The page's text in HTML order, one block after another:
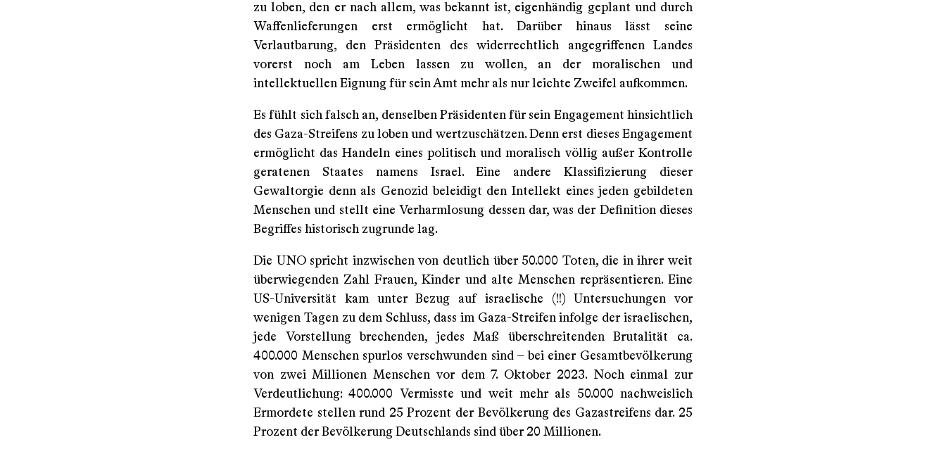
zu loben, den er nach allem, was bekannt ist, eigenhändig geplant und durch
Waffenlieferungen erst ermöglicht hat. Darüber hinaus lässt seine
Verlautbarung, den Präsidenten des widerrechtlich angegriffenen Landes
vorerst noch am Leben lassen zu wollen, an der moralischen und
intellektuellen Eignung für sein Amt mehr als nur leichte Zweifel aufkommen.
Es fühlt sich falsch an, denselben Präsidenten für sein Engagement hinsichtlich
des Gaza-Streifens zu loben und wertzuschätzen. Denn erst dieses Engagement
ermöglicht das Handeln eines politisch und moralisch völlig außer Kontrolle
geratenen Staates namens Israel. Eine andere Klassifizierung dieser
Gewaltorgie denn als Genozid beleidigt den Intellekt eines jeden gebildeten
Menschen und stellt eine Verharmlosung dessen dar, was der Definition dieses
Begriffes historisch zugrunde lag.
Die UNO spricht inzwischen von deutlich über 50.000 Toten, die in ihrer weit
überwiegenden Zahl Frauen, Kinder und alte Menschen repräsentieren. Eine
US-Universität kam unter Bezug auf israelische (!!) Untersuchungen vor
wenigen Tagen zu dem Schluss, dass im Gaza-Streifen infolge der israelischen,
jede Vorstellung brechenden, jedes Maß überschreitenden Brutalität ca.
400.000 Menschen spurlos verschwunden sind – bei einer Gesamtbevölkerung
von zwei Millionen Menschen vor dem 7. Oktober 2023. Noch einmal zur
Verdeutlichung: 400.000 Vermisste und weit mehr als 50.000 nachweislich
Ermordete stellen rund 25 Prozent der Bevölkerung des Gazastreifens dar. 25
Prozent der Bevölkerung Deutschlands sind über 20 Millionen.